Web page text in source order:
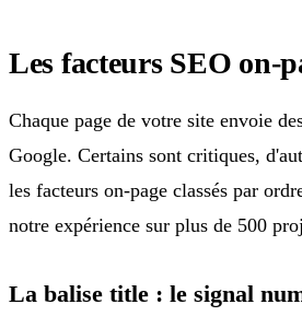
Les facteurs SEO on-
Chaque page de votre site envoie
Google. Certains sont critiques,
les facteurs on-page classés par
notre expérience sur plus de 500
La balise title : le signal